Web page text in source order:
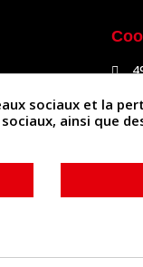
sociaux et la
ainsi que